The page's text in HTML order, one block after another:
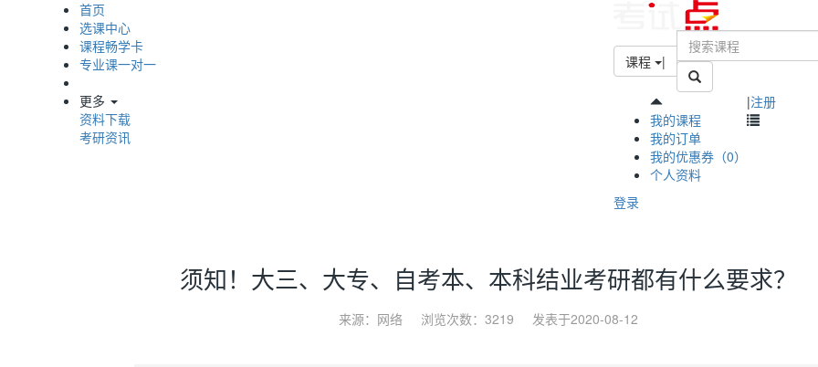
首页
选课中心
课程畅学卡
专业课一对一
更多
资料下载
考研资讯
课程 |
我的课程
我的订单
我的优惠券（0）
个人资料
登录
|注册
须知！大三、大专、自考本、本科结业考研都有什么要求？
来源：网络 浏览次数：3219 发表于2020-08-12